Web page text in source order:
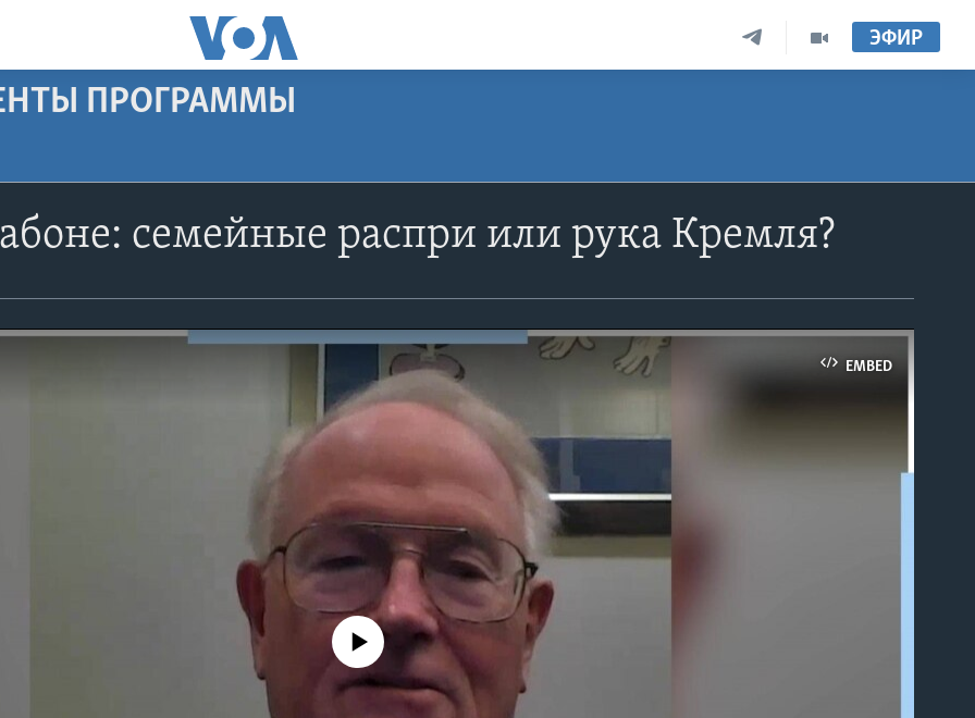
ЭФИР
ПРОГРАММЫ
семейные распри или рука Кремля?
EMBED
No media source currently available